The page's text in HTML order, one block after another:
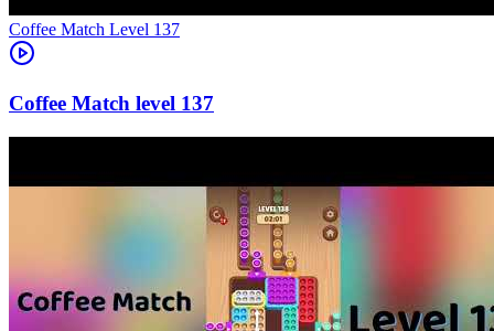
Level 137
137